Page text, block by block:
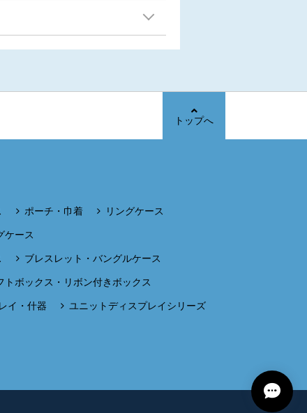
トップへ
ポーチ・巾着 リングケース
ケース
ブレスレット・バングルケース
トボックス・リボン付きボックス
イ・什器 ユニットディスプレイシリーズ